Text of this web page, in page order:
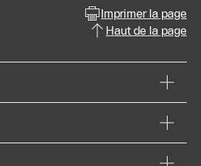
Imprimer la page
Haut de la page